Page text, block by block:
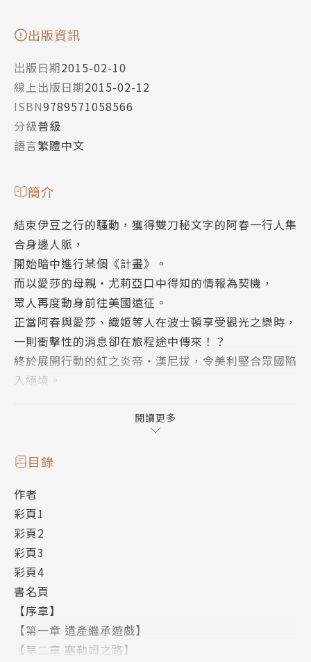
出版資訊
出版日期2015-02-10
線上出版日期2015-02-12
ISBN9789571058566
分級普級
語言繁體中文
簡介
結束伊豆之行的騷動，獲得雙刀秘文字的阿春一行人集
合身邊人脈，
開始暗中進行某個《計畫》。
而以愛莎的母親‧尤莉亞口中得知的情報為契機，
眾人再度動身前往美國遠征。
正當阿春與愛莎、織姬等人在波士頓享受觀光之樂時，
一則衝擊性的消息卻在旅程途中傳來！？
終於展開行動的紅之炎帝‧漢尼拔，令美利堅合眾國陷
入絕境。
最頂級華麗龍戰物語，熾熱無比的第五彈！
作者簡介
文字工作者。幾經波折後才開始從事小說寫作。
座右銘為『詭辯和軟膏到哪都行得通』。比起棒球更愛
足球，比起歐式更偏好印度咖哩。義大利麵都吃大蒜辣
椒義大利麵，喜歡的義大利足球俱樂部其實不是ＡＣ米
蘭也不是國際米蘭，而是ＦＣ尤文圖斯。
繪者簡介
仁村有志（Nimura Yuji）
事到如今，乾脆把愛莎小姐設定成親妹妹算了吧？今天
腦中突然冒出這樣的想法。
閱讀更多
目錄
作者
彩頁1
彩頁2
彩頁3
彩頁4
書名頁
【序章】
【第一章 遺產繼承遊戲】
【第二章 塞勒姆之路】